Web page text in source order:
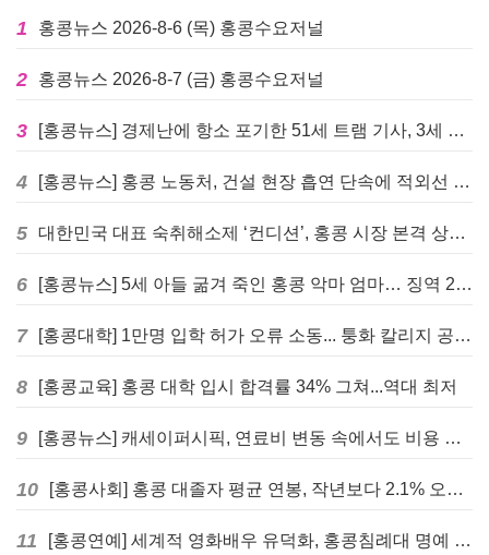
1 홍콩뉴스 2026-8-6 (목) 홍콩수요저널
2 홍콩뉴스 2026-8-7 (금) 홍콩수요저널
3 [홍콩뉴스] 경제난에 항소 포기한 51세 트램 기사, 3세 여아 치사 혐의로 '4주 감옥행'
4 [홍콩뉴스] 홍콩 노동처, 건설 현장 흡연 단속에 적외선 드론 투입 검토
5 대한민국 대표 숙취해소제 ‘컨디션’, 홍콩 시장 본격 상륙… 왓슨스 입점 기념 할인 행사 진행
6 [홍콩뉴스] 5세 아들 굶겨 죽인 홍콩 악마 엄마… 징역 22년 중형 선고
7 [홍콩대학] 1만명 입학 허가 오류 소동... 퉁화 칼리지 공식 사과
8 [홍콩교육] 홍콩 대학 입시 합격률 34% 그쳐...역대 최저
9 [홍콩뉴스] 캐세이퍼시픽, 연료비 변동 속에서도 비용 절감 위한 감편 계획 없어
10 [홍콩사회] 홍콩 대졸자 평균 연봉, 작년보다 2.1% 오른 33만 6천 홍콩달러 기록
11 [홍콩연예] 세계적 영화배우 유덕화, 홍콩침례대 명예 박사 학위 받는다